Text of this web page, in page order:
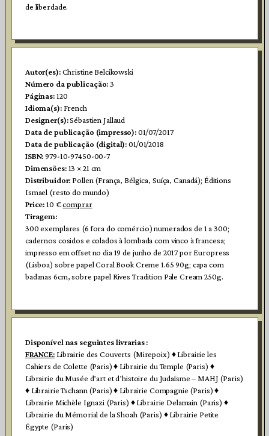
de liberdade.
Autor(es): Christine Belcikowski
Número da publicação:3
Páginas:120
Idioma(s): French
Designer(s):Sébastien Jallaud
Data de publicação (impresso):01/07/2017
Data de publicação (digital):01/01/2018
ISBN: 979-10-97450-00-7
Dimensões: 13 × 21 cm
Distribuidor: Pollen (França, Bélgica, Suíça, Canadá); Éditions
Ismael (resto do mundo)
Price:10 €comprar
Tiragem:
300 exemplares (6 fora do comércio) numerados de 1 a 300;
cadernos cosidos e colados à lombada com vinco à francesa;
impresso em offset no dia 19 de junho de 2017 por Europress
(Lisboa) sobre papel Coral Book Creme 1.65 90g; capa com
badanas 6cm, sobre papel Rives Tradition Pale Cream 250g.
Disponível nas seguintes livrarias :
FRANCE: Librairie des Couverts (Mirepoix) ♦ Librairie les
Cahiers de Colette (Paris) ♦ Librairie du Temple (Paris) ♦
Librairie du Musée d’art et d’histoire du Judaïsme – MAHJ (Paris)
♦ Librairie Tschann (Paris) ♦ Librairie Compagnie (Paris) ♦
Librairie Michèle Ignazi (Paris) ♦ Librairie Delamain (Paris) ♦
Librairie du Mémorial de la Shoah (Paris) ♦ Librairie Petite
Égypte (Paris)